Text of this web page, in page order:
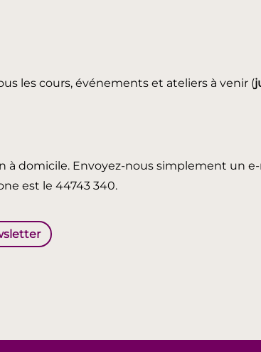
les cours, événements et ateliers à venir (
à domicile. Envoyez-nous simplement un e-
est le 44743 340.